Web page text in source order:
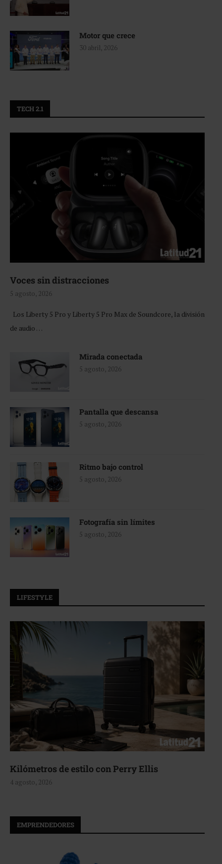
Motor que crece
30 abril, 2026
TECH 2.1
Voces sin distracciones
5 agosto, 2026
Los Liberty 5 Pro y Liberty 5 Pro Max de Soundcore, la división
de audio …
Mirada conectada
5 agosto, 2026
Pantalla que descansa
5 agosto, 2026
Ritmo bajo control
5 agosto, 2026
Fotografía sin límites
5 agosto, 2026
LIFESTYLE
Aerie, texturas que fluyen
4 agosto, 2026
EMPRENDEDORES